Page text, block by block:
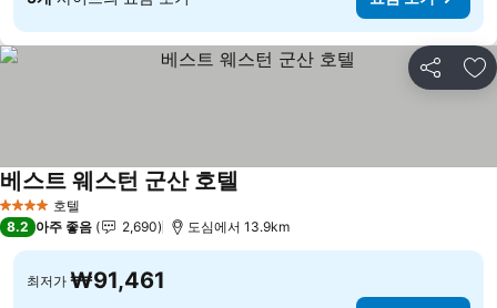
공유 즐
4 성급 호텔
베스트 웨스턴 군산 호텔
8.2 아주 좋음 2,690 도심에서 13.9km
최저가 ₩91,461